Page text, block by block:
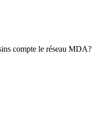
compte le réseau MDA?